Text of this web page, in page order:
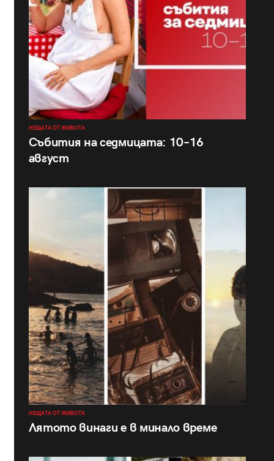
НЕЩАТА ОТ ЖИВОТА
Събития на седмицата: 10–16
август
НЕЩАТА ОТ ЖИВОТА
Лятото винаги е в минало време